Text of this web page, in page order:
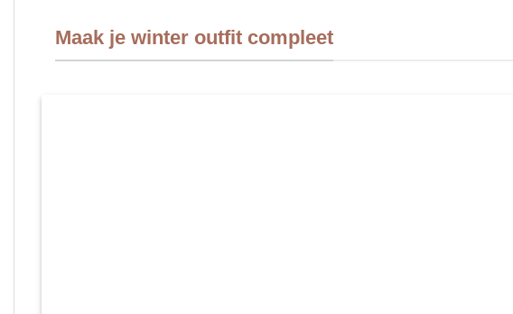
Maak je winter outfit compleet